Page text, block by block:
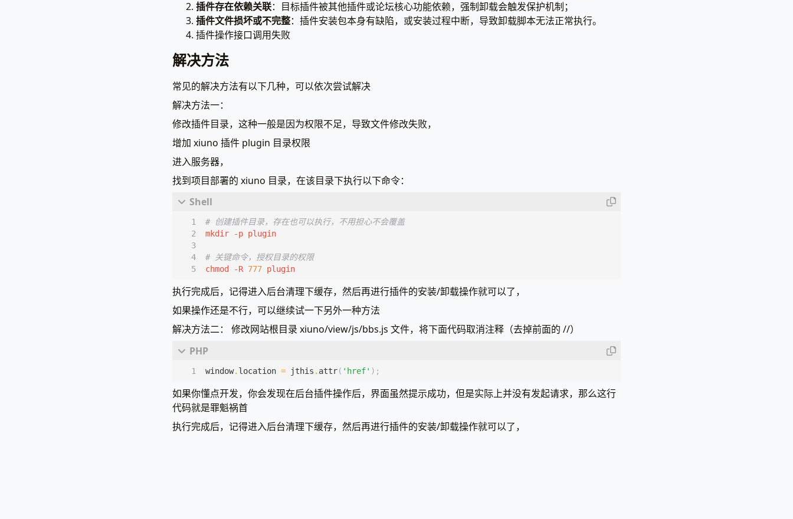
插件存在依赖关联：目标插件被其他插件或论坛核心功能依赖，强制卸载会触发保护机制；
插件文件损坏或不完整：插件安装包本身有缺陷，或安装过程中断，导致卸载脚本无法正常执行。
插件操作接口调用失败
解决方法
常见的解决方法有以下几种，可以依次尝试解决
解决方法一：
修改插件目录，这种一般是因为权限不足，导致文件修改失败，
增加 xiuno 插件 plugin 目录权限
进入服务器，
找到项目部署的 xiuno 目录，在该目录下执行以下命令：
# 创建插件目录，存在也可以执行，不用担心不会覆盖
mkdir -p plugin
# 关键命令，授权目录的权限
chmod -R 777 plugin
执行完成后，记得进入后台清理下缓存，然后再进行插件的安装/卸载操作就可以了，
如果操作还是不行，可以继续试一下另外一种方法
解决方法二： 修改网站根目录 xiuno/view/js/bbs.js 文件，将下面代码取消注释（去掉前面的 //）
window. location = jthis . attr( 'href' );
如果你懂点开发，你会发现在后台插件操作后，界面虽然提示成功，但是实际上并没有发起请求，那么这行
代码就是罪魁祸首
执行完成后，记得进入后台清理下缓存，然后再进行插件的安装/卸载操作就可以了，